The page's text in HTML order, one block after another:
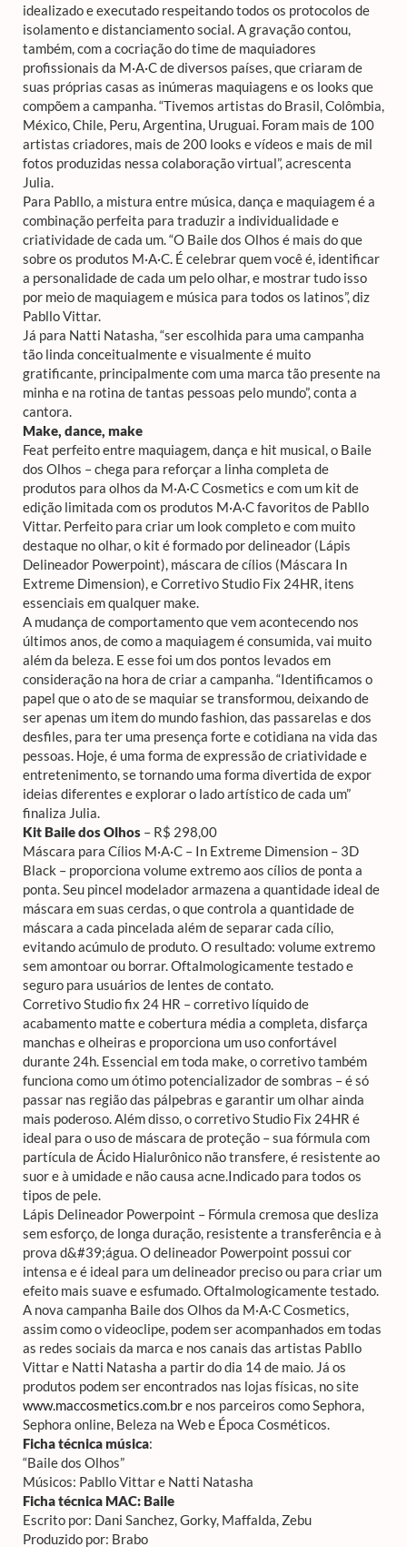
idealizado e executado respeitando todos os protocolos de
isolamento e distanciamento social. A gravação contou,
também, com a cocriação do time de maquiadores
profissionais da M·A·C de diversos países, que criaram de
suas próprias casas as inúmeras maquiagens e os looks que
compõem a campanha. “Tivemos artistas do Brasil, Colômbia,
México, Chile, Peru, Argentina, Uruguai. Foram mais de 100
artistas criadores, mais de 200 looks e vídeos e mais de mil
fotos produzidas nessa colaboração virtual”, acrescenta
Julia.
Para Pabllo, a mistura entre música, dança e maquiagem é a
combinação perfeita para traduzir a individualidade e
criatividade de cada um. “O Baile dos Olhos é mais do que
sobre os produtos M·A·C. É celebrar quem você é, identificar
a personalidade de cada um pelo olhar, e mostrar tudo isso
por meio de maquiagem e música para todos os latinos”, diz
Pabllo Vittar.
Já para Natti Natasha, “ser escolhida para uma campanha
tão linda conceitualmente e visualmente é muito
gratificante, principalmente com uma marca tão presente na
minha e na rotina de tantas pessoas pelo mundo”, conta a
cantora.
Make, dance, make
Feat perfeito entre maquiagem, dança e hit musical, o Baile
dos Olhos – chega para reforçar a linha completa de
produtos para olhos da M·A·C Cosmetics e com um kit de
edição limitada com os produtos M·A·C favoritos de Pabllo
Vittar. Perfeito para criar um look completo e com muito
destaque no olhar, o kit é formado por delineador (Lápis
Delineador Powerpoint), máscara de cílios (Máscara In
Extreme Dimension), e Corretivo Studio Fix 24HR, itens
essenciais em qualquer make.
A mudança de comportamento que vem acontecendo nos
últimos anos, de como a maquiagem é consumida, vai muito
além da beleza. E esse foi um dos pontos levados em
consideração na hora de criar a campanha. “Identificamos o
papel que o ato de se maquiar se transformou, deixando de
ser apenas um item do mundo fashion, das passarelas e dos
desfiles, para ter uma presença forte e cotidiana na vida das
pessoas. Hoje, é uma forma de expressão de criatividade e
entretenimento, se tornando uma forma divertida de expor
ideias diferentes e explorar o lado artístico de cada um”
finaliza Julia.
Kit Baile dos Olhos – R$ 298,00
Máscara para Cílios M·A·C – In Extreme Dimension – 3D
Black – proporciona volume extremo aos cílios de ponta a
ponta. Seu pincel modelador armazena a quantidade ideal de
máscara em suas cerdas, o que controla a quantidade de
máscara a cada pincelada além de separar cada cílio,
evitando acúmulo de produto. O resultado: volume extremo
sem amontoar ou borrar. Oftalmologicamente testado e
seguro para usuários de lentes de contato.
Corretivo Studio fix 24 HR – corretivo líquido de
acabamento matte e cobertura média a completa, disfarça
manchas e olheiras e proporciona um uso confortável
durante 24h. Essencial em toda make, o corretivo também
funciona como um ótimo potencializador de sombras – é só
passar nas região das pálpebras e garantir um olhar ainda
mais poderoso. Além disso, o corretivo Studio Fix 24HR é
ideal para o uso de máscara de proteção – sua fórmula com
partícula de Ácido Hialurônico não transfere, é resistente ao
suor e à umidade e não causa acne.Indicado para todos os
tipos de pele.
Lápis Delineador Powerpoint – Fórmula cremosa que desliza
sem esforço, de longa duração, resistente a transferência e à
prova d&#39;água. O delineador Powerpoint possui cor
intensa e é ideal para um delineador preciso ou para criar um
efeito mais suave e esfumado. Oftalmologicamente testado.
A nova campanha Baile dos Olhos da M·A·C Cosmetics,
assim como o videoclipe, podem ser acompanhados em todas
as redes sociais da marca e nos canais das artistas Pabllo
Vittar e Natti Natasha a partir do dia 14 de maio. Já os
produtos podem ser encontrados nas lojas físicas, no site
www.maccosmetics.com.bre nos parceiros como Sephora,
Sephora online, Beleza na Web e Época Cosméticos.
Ficha técnica música:
“Baile dos Olhos”
Músicos: Pabllo Vittar e Natti Natasha
Ficha técnica MAC: Baile
Escrito por: Dani Sanchez, Gorky, Maffalda, Zebu
Produzido por: Brabo